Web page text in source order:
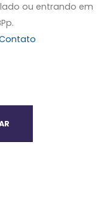
ou entrando em